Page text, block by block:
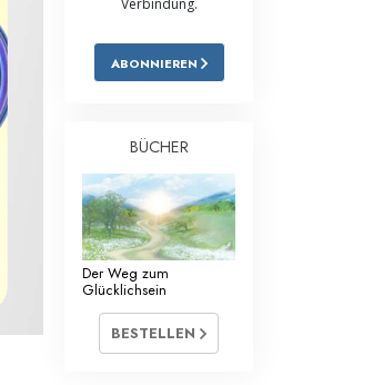
auf das Drogenproblem
für den Arbeitsplatz
Ethik und die Zustände
Die Ursache von Unterdrückung
des Organisierens
Die Grundlagen von Public Relations
Verbindung.
ABONNIEREN
BÜCHER
Der Weg zum
Glücklichsein
BESTELLEN